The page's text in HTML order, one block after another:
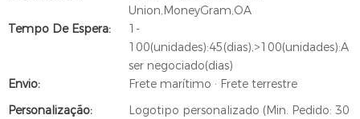
Union,MoneyGram,OA
Tempo De Espera:
1-
100(unidades):45(dias),>100(unidades):A
ser negociado(dias)
Envio:
Frete marítimo · Frete terrestre
Personalização:
Logotipo personalizado (Min. Pedido: 30